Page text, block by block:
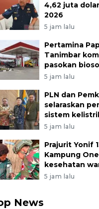
4,62 juta
2026
5 jam lalu
Pertamina
Tanimbar
pasokan
5 jam lalu
PLN dan
selaraskan
sistem
5 jam lalu
Prajurit Yonif
Kampung
kesehatan
5 jam lalu
News